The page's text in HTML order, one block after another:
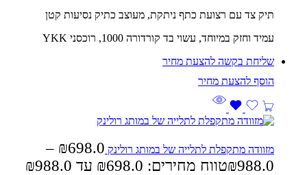
תיק צד עם רצועת כתף ניתקת, מעוצב כתיק נסיעות קטן
עמיד וחזק במיוחד, עשוי בד קורדורה 1000, רוכסני YKK
שליחת בקשה להצעת מחיר
מזוודה מתקפלת לתלייה של במותג רולינק ₪698.0
–
₪988.0 טווח מחירים: ⁦₪698.0⁩ עד ⁦₪988.0⁩